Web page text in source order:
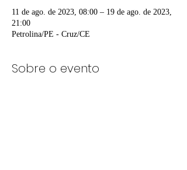
11 de ago. de 2023, 08:00 – 19 de ago. de 2023,
21:00
Petrolina/PE - Cruz/CE
Sobre o evento